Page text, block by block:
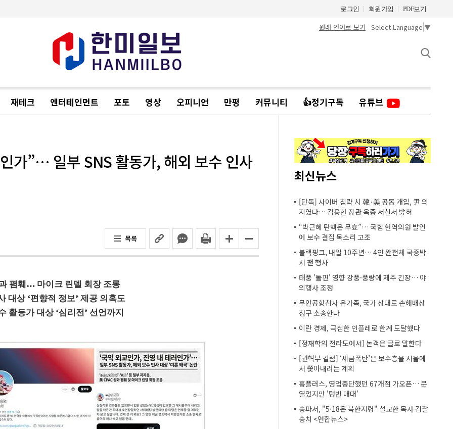
로그인 회원가입 PDF보기
원래 언어로 보기 Select Language ▼
재테크 엔터테인먼트 포토 영상 오피니언 만평 커뮤니티 👍정기구독 유튜브
가”… 일부 SNS 활동가, 해외 보수 인사
목록
과 폄훼… 마이크 린델 회장 조롱
대상 ‘편향적 정보’ 제공 의혹도
활동가 대상 ‘심리전’ 선언까지
최신뉴스
[단독] 사이버 침략 시 韓·美 공동 개입, 尹 의
지였다… 김용현 장관 옥중 서신서 밝혀
“박근혜 탄핵은 무효”… 국힘 현역의원 발언
에 보수 결집 목소리 고조
블랙핑크, 내일 10주년… 4인 완전체 국중박
서 팬 행사
태풍 '돌핀' 영향 강풍·풍랑에 제주 긴장… 야
외행사 조정
무안공항참사 유가족, 국가 상대로 손해배상
청구 소송한다
이란 경제, 극심한 인플레로 한계 도달했다
[정재학의 전라도에서] 논객은 글로 말한다
[권혁부 칼럼] ‘세금폭탄’은 보수층을 서울에
서 쫓아내려는 계획
홈플러스, 영업중단했던 67개점 가오픈… 문
열었지만 '텅빈 매대'
송파서, "5·18은 북한지령" 설교한 목사 검찰
송치 <연합뉴스>